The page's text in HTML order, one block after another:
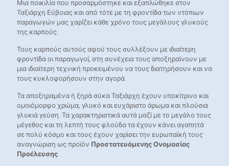
Μια ποικιλία που προσαρμόστηκε και εξαπλώθηκε στον
Ταξιάρχη Εύβοιας και από τότε με τη φροντίδα των ντόπιων
παραγωγών μας χαρίζει κάθε χρόνο τους μεγάλους γλυκούς
της καρπούς.
Τους καρπούς αυτούς αφού τους συλλέξουν με ιδιαίτερη
φροντίδα οι παραγωγοί, στη συνέχεια τους αποξηραίνουν με
μια ιδιαίτερη τεχνική προκειμένου να τους διατηρήσουν και να
τους κυκλοφορήσουν στην αγορά.
Τα αποξηραμένα ή ξηρά σύκα Ταξιάρχη έχουν υποκίτρινο και
ομοιόμορφο χρώμα, γλυκό και ευχάριστο άρωμα και πλούσια
γλυκιά γεύση. Τα χαρακτηριστικά αυτά μαζί με το μεγάλο τους
μέγεθος και τη λεπτή τους φλούδα τα έχουν κάνει αγαπητά
σε πολύ κόσμο και τους έχουν χαρίσει την ευρωπαϊκή τους
αναγνώριση ως προϊόν Προστατευόμενης Ονομασίας
Προέλευσης.